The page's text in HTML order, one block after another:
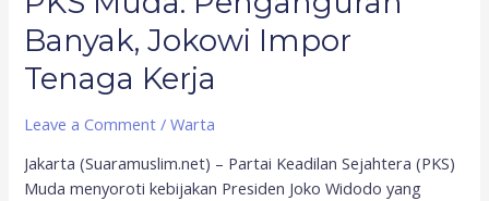
Banyak, Jokowi Impor
Tenaga Kerja
Leave a Comment /Warta
Jakarta (Suaramuslim.net) – Partai Keadilan Sejahtera (PKS)
Muda menyoroti kebijakan Presiden Joko Widodo yang